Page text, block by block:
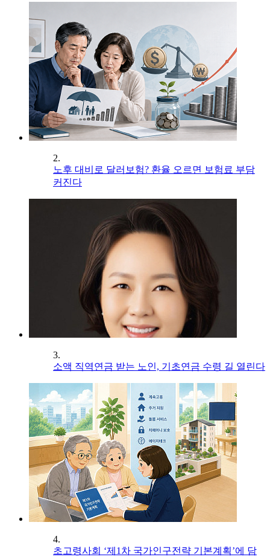
2.
노후 대비로 달러보험? 환율 오르면 보험료 부담
커진다
3.
소액 직역연금 받는 노인, 기초연금 수령 길 열린다
4.
초고령사회 ‘제1차 국가인구전략 기본계획’에 담